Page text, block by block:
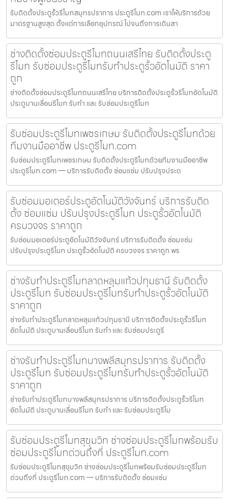
รับติดตั้งประตูรั้วรีโมทสมุทรปราการ ประตูรีโมท.com เราให้บริการด้วย
มาตรฐานสูงสุด ตั้งแต่การเลือกอุปกรณ์ ไปจนถึงการเดินสา
ช่างติดตั้งซ่อมประตูรีโมทถนนเสรีไทย รับติดตั้งประตู
รีโมท รับซ่อมประตูรีโมทรับทำประตูรั้วอัตโนมัติ ราคา
ถูก
ช่างติดตั้งซ่อมประตูรีโมทถนนเสรีไทย บริการติดตั้งประตูรั้วรีโมทอัตโนมัติ
ประตูบานเลื่อนรีโมท รับทำ และ รับซ่อมประตูรีโมท
รับซ่อมประตูรีโมทเพชรเกษม รับติดตั้งประตูรีโมทด้วย
ทีมงานมืออาชีพ ประตูรีโมท.com
รับซ่อมประตูรีโมทเพชรเกษม รับติดตั้งประตูรีโมทด้วยทีมงานมืออาชีพ
ประตูรีโมท.com — บริการรับติดตั้ง ซ่อมแซ่ม ปรับปรุงประต
รับซ่อมมอเตอร์ประตูอัตโนมัติวังจันทร์ บริการรับติด
ตั้ง ซ่อมแซ่ม ปรับปรุงประตูรีโมท ประตูรั้วอัตโนมัติ
ครบวงจร ราคาถูก
รับซ่อมมอเตอร์ประตูอัตโนมัติวังจันทร์ บริการรับติดตั้ง ซ่อมแซ่ม
ปรับปรุงประตูรีโมท ประตูรั้วอัตโนมัติ ครบวงจร ราคาถูก พร
ช่างรับทำประตูรีโมทลาดหลุมแก้วปทุมธานี รับติดตั้ง
ประตูรีโมท รับซ่อมประตูรีโมทรับทำประตูรั้วอัตโนมัติ
ราคาถูก
ช่างรับทำประตูรีโมทลาดหลุมแก้วปทุมธานี บริการติดตั้งประตูรั้วรีโมท
อัตโนมัติ ประตูบานเลื่อนรีโมท รับทำ และ รับซ่อมประตูรี
ช่างรับทำประตูรีโมทบางพลีสมุทรปราการ รับติดตั้ง
ประตูรีโมท รับซ่อมประตูรีโมทรับทำประตูรั้วอัตโนมัติ
ราคาถูก
ช่างรับทำประตูรีโมทบางพลีสมุทรปราการ บริการติดตั้งประตูรั้วรีโมท
อัตโนมัติ ประตูบานเลื่อนรีโมท รับทำ และ รับซ่อมประตูรีโม
รับซ่อมประตูรีโมทสุขุมวิท ช่างซ่อมประตูรีโมทพร้อมรับ
ซ่อมประตูรีโมทด่วนถึงที่ ประตูรีโมท.com
รับซ่อมประตูรีโมทสุขุมวิท ช่างซ่อมประตูรีโมทพร้อมรับซ่อมประตูรีโมท
ด่วนถึงที่ ประตูรีโมท.com — บริการรับติดตั้ง ซ่อมแซ่ม